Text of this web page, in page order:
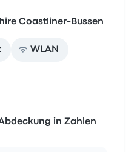
Coastliner-Bussen
WLAN
in Zahlen